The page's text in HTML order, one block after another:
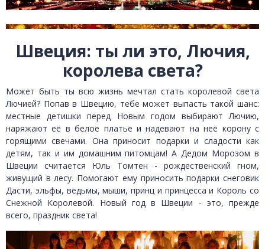
Швеция: ты ли это, Лючия,
королева света?
Может быть ты всю жизнь мечтал стать королевой света
Лючией? Попав в Швецию, тебе может выпасть такой шанс:
местные детишки перед Новым годом выбирают Лючию,
наряжают её в белое платье и надевают на неё корону с
горящими свечами. Она приносит подарки и сладости как
детям, так и им домашним питомцам! А Дедом Морозом в
Швеции считается Юль Томтен - рождественский гном,
живущий в лесу. Помогают ему приносить подарки снеговик
Дасти, эльфы, ведьмы, мыши, принц и принцесса и Король со
Снежной Королевой. Новый год в Швеции - это, прежде
всего, праздник света!